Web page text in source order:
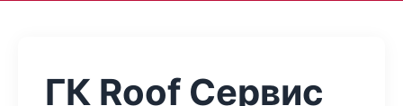
ГК Roof Сервис